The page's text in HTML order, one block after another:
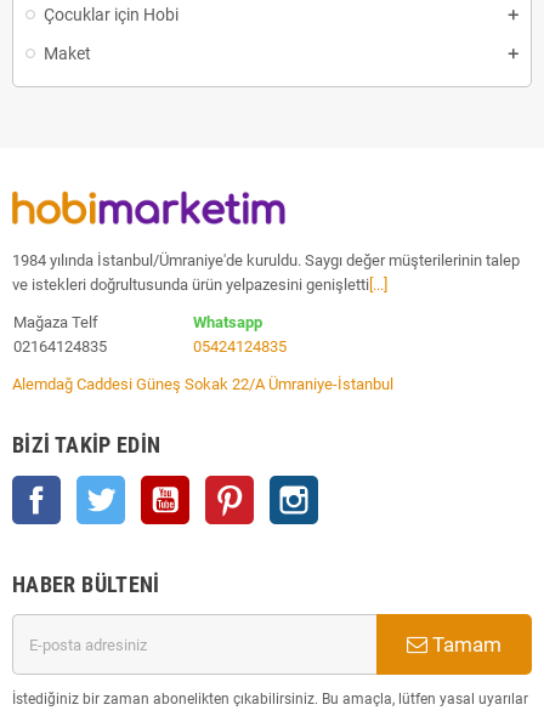
Çocuklar için Hobi
Maket
1984 yılında İstanbul/Ümraniye'de kuruldu. Saygı değer müşterilerinin talep
ve istekleri doğrultusunda ürün yelpazesini genişletti [...]
Mağaza Telf
02164124835
Whatsapp
05424124835
Alemdağ Caddesi Güneş Sokak 22/A Ümraniye-İstanbul
BIZI TAKIP EDIN
Facebook Twitter YouTube Pinterest
HABER BÜLTENI
Tamam
İstediğiniz bir zaman abonelikten çıkabilirsiniz. Bu amaçla, lütfen yasal uyarılar